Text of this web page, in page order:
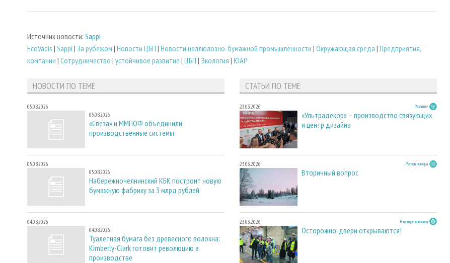
Источник новости: Sappi
EcoVadis | Sappi | За рубежом | Новости ЦБП | Новости целлюлозно-бумажной промышленности | Окружающая среда | Предприятия,
компании | Сотрудничество | устойчивое развитие | ЦБП | Экология | ЮАР
НОВОСТИ ПО ТЕМЕ
05.08.2026
05.08.2026
«Свеза» и ММПОФ объединили
производственные системы
05.08.2026
05.08.2026
Набережночелнинский КБК построит новую
бумажную фабрику за 3 млрд рублей
04.08.2026
04.08.2026
Туалетная бумага без древесного волокна:
Kimberly-Clark готовит революцию в
производстве
СТАТЬИ ПО ТЕМЕ
23.03.2026 Развитие
«Ультрадекор» – производство связующих
и центр дизайна
23.03.2026 Регион номера
Вторичный вопрос
23.03.2026 В центре внимания
Осторожно, двери открываются!